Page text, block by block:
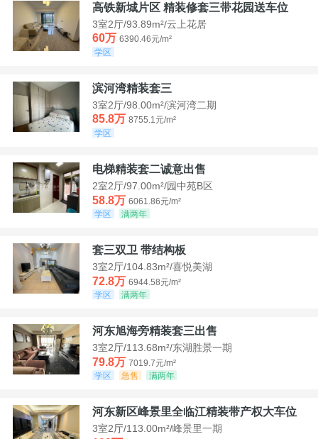
高铁新城片区 精装修套三带花园送车位
3室2厅/93.89m²/云上花居
60万 6390.46元/m²
学区
滨河湾精装套三
3室2厅/98.00m²/滨河湾二期
85.8万 8755.1元/m²
学区
电梯精装套二诚意出售
2室2厅/97.00m²/园中苑B区
58.8万 6061.86元/m²
学区
满两年
套三双卫 带结构板
3室2厅/104.83m²/喜悦美湖
72.8万 6944.58元/m²
学区
满两年
河东旭海旁精装套三出售
3室2厅/113.68m²/东湖胜景一期
79.8万 7019.7元/m²
学区
急售 满两年
河东新区峰景里全临江精装带产权大车位
3室2厅/113.00m²/峰景里一期